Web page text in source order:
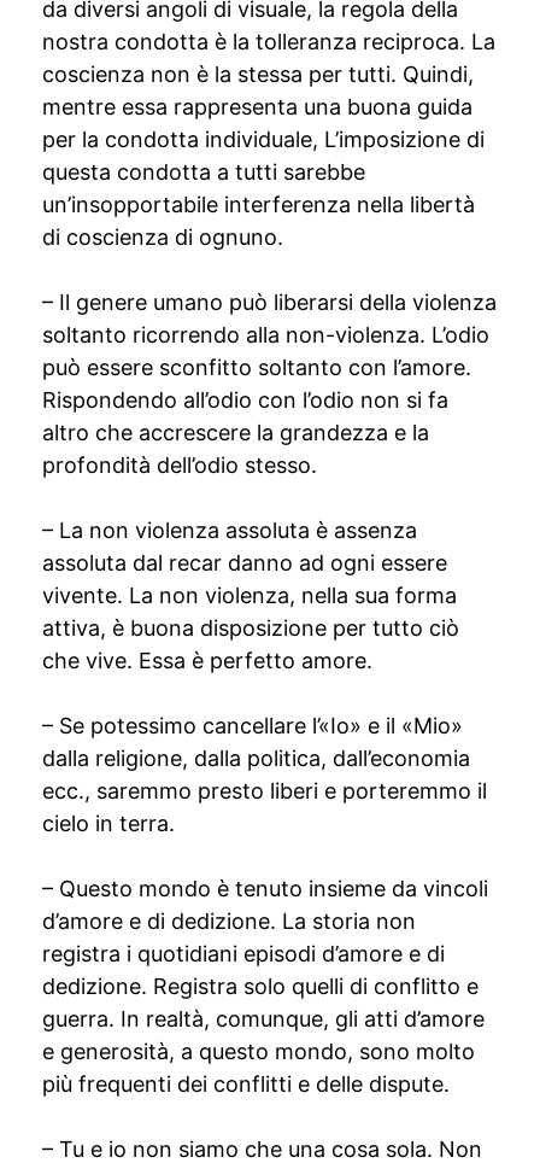
da diversi angoli di visuale, la regola della
nostra condotta è la tolleranza reciproca. La
coscienza non è la stessa per tutti. Quindi,
mentre essa rappresenta una buona guida
per la condotta individuale, L’imposizione di
questa condotta a tutti sarebbe
un’insopportabile interferenza nella libertà
di coscienza di ognuno.
– Il genere umano può liberarsi della violenza
soltanto ricorrendo alla non-violenza. L’odio
può essere sconfitto soltanto con l’amore.
Rispondendo all’odio con l’odio non si fa
altro che accrescere la grandezza e la
profondità dell’odio stesso.
– La non violenza assoluta è assenza
assoluta dal recar danno ad ogni essere
vivente. La non violenza, nella sua forma
attiva, è buona disposizione per tutto ciò
che vive. Essa è perfetto amore.
– Se potessimo cancellare l’«Io» e il «Mio»
dalla religione, dalla politica, dall’economia
ecc., saremmo presto liberi e porteremmo il
cielo in terra.
– Questo mondo è tenuto insieme da vincoli
d’amore e di dedizione. La storia non
registra i quotidiani episodi d’amore e di
dedizione. Registra solo quelli di conflitto e
guerra. In realtà, comunque, gli atti d’amore
e generosità, a questo mondo, sono molto
più frequenti dei conflitti e delle dispute.
– Tu e io non siamo che una cosa sola. Non